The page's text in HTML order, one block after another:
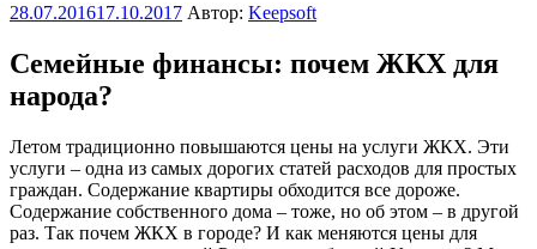
Опубликовано
28.07.201617.10.2017 Автор: Keepsoft
Семейные финансы: почем ЖКХ для
народа?
Летом традиционно повышаются цены на услуги ЖКХ. Эти
услуги – одна из самых дорогих статей расходов для простых
граждан. Содержание квартиры обходится все дороже.
Содержание собственного дома – тоже, но об этом – в другой
раз. Так почем ЖКХ в городе? И как меняются цены для